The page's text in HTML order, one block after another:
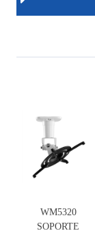
WM5320
SOPORTE